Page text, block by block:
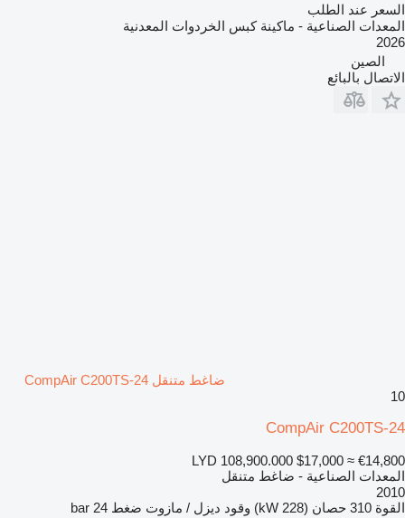
السعر عند الطلب
المعدات الصناعية - ماكينة كبس الخردوات المعدنية
2026
الصين
الاتصال بالبائع
ضاغط متنقل CompAir C200TS-24
10
CompAir C200TS-24
LYD 108,900.000 $17,000 ≈ €14,800
المعدات الصناعية - ضاغط متنقل
2010
القوة 310 حصان (228 kW) وقود ديزل / مازوت ضغط 24 bar